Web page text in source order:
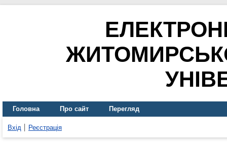
Головна Про сайт Перегляд
Вхід Реєстрація